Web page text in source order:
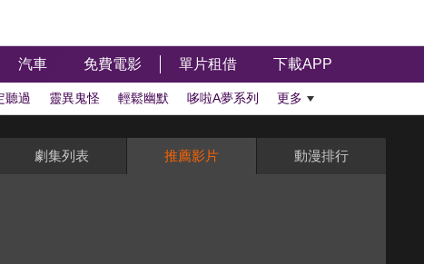
汽車 免費電影 單片租借 下載APP
聽過 靈異鬼怪 輕鬆幽默 哆啦A夢系列 更多
劇集列表 推薦影片 動漫排行